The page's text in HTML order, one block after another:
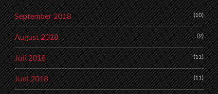
September 2018 (10)
August 2018 (9)
Juli 2018 (11)
Juni 2018 (11)